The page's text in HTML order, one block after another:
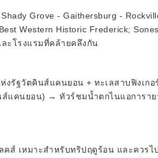
Grove - Gaithersburg -
Western Historic Frederick;
ละโรงแรมที่คล้ายคลึงกัน
ฐวัตคินส์แคนยอน + ทะเลสาบฟิงเกอ
ส์แคนยอน) → ทัวร์ชมน้ำตกไนแอการา
ส์ เหมาะสำหรับทริปฤดูร้อน และควรไ